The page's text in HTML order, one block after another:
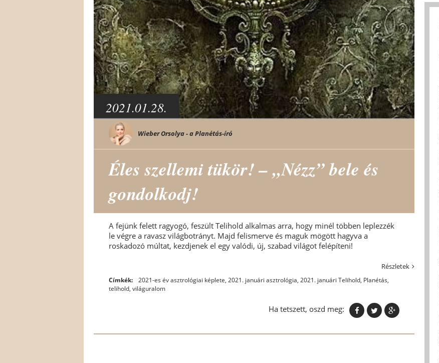
2021.01.28.
Wieber Orsolya - a Planétás-író
Éles szellemi tükör! – „Nézz” bele és
gondolkodj!
A fejünk felett ragyogó, feszült Telihold alkalmas arra, hogy minél többen leplezzék
le végre a ravasz világbotrányt. Majd felismerve és maguk mögött hagyva a
roskadozó múltat, kezdjenek el egy valódi, új, szabad világot felépíteni!
Részletek
Címkék: 2021-es év asztrológiai képlete, 2021. januári asztrológia, 2021. januári Telihold, Planétás,
telihold, világuralom
Ha tetszett, oszd meg: